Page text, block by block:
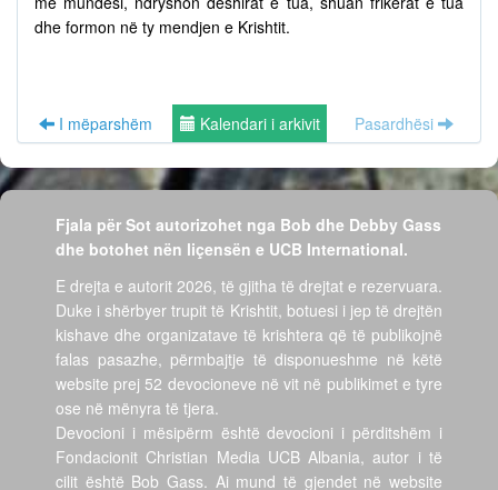
dhe formon në ty mendjen e Krishtit.
I mëparshëm Kalendari i arkivit Pasardhësi
Fjala për Sot autorizohet nga Bob dhe Debby Gass
dhe botohet nën liçensën e UCB International.
E drejta e autorit 2026, të gjitha të drejtat e rezervuara.
Duke i shërbyer trupit të Krishtit, botuesi i jep të drejtën
kishave dhe organizatave të krishtera që të publikojnë
falas pasazhe, përmbajtje të disponueshme në këtë
website prej 52 devocioneve në vit në publikimet e tyre
ose në mënyra të tjera.
Devocioni i mësipërm është devocioni i përditshëm i
Fondacionit Christian Media UCB Albania, autor i të
cilit është Bob Gass. Ai mund të gjendet në website